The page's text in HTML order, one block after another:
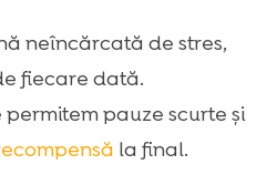
neîncărcată de stres,
fiecare dată.
pauze scurte și
la final.